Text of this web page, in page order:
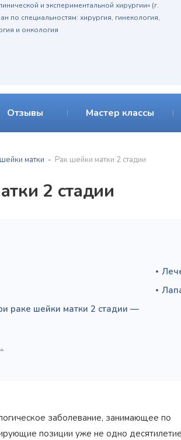
и экспериментальной хирургии» (г.
по специальностям: хирургия, гинекология,
и онкология
Отзывы Мастер классы
матки Рак шейки матки 2 стадии
2 стадии
раке шейки матки 2 стадии —
заболевание, занимающее по
позиции уже не одно